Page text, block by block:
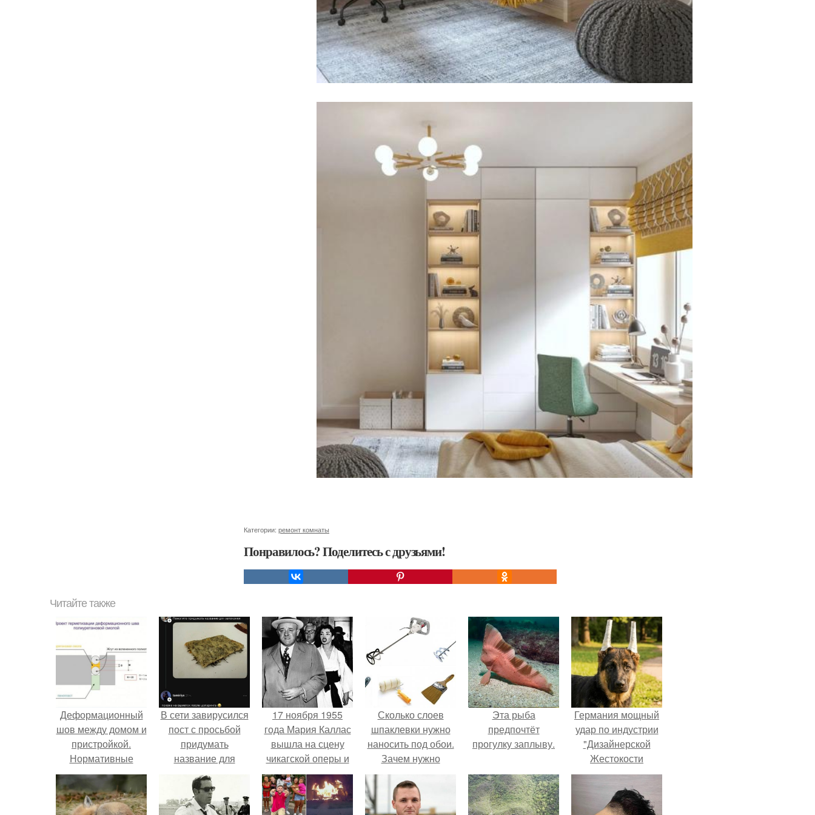
Категории: ремонт комнаты
Понравилось? Поделитесь с друзьями!
Читайте также
Деформационный
шов между домом и
пристройкой.
Нормативные
требования к
деформационным
швам в бетонных
В сети завирусился
пост с просьбой
придумать
название для
домашней
запеканки.
17 ноября 1955
года Мария Каллас
вышла на сцену
чикагской оперы и
сорвала овации.
Сколько слоев
шпаклевки нужно
наносить под обои.
Зачем нужно
шпаклевание
Эта рыба
предпочтёт
прогулку заплыву.
Германия мощный
удар по индустрии
"Дизайнерской
Жестокости
нанесла".